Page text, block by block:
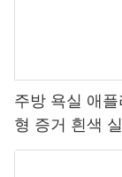
주방 욕실 애
형 증거 흰색